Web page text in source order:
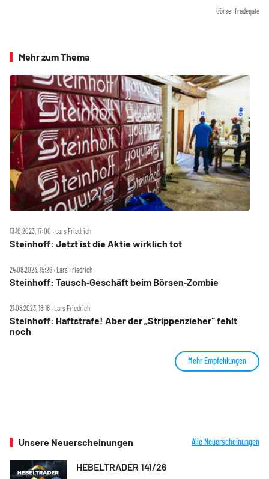
Börse: Tradegate
Mehr zum Thema
13.10.2023, 17:00 ‧ Lars Friedrich
Steinhoff: Jetzt ist die Aktie wirklich tot
24.08.2023, 15:26 ‧ Lars Friedrich
Steinhoff: Tausch‑Geschäft beim Börsen‑Zombie
21.08.2023, 18:16 ‧ Lars Friedrich
Steinhoff: Haftstrafe! Aber der „Strippenzieher“ fehlt
noch
Mehr Empfehlungen
Unsere Neuerscheinungen Alle Neuerscheinungen
HEBELTRADER 141/26